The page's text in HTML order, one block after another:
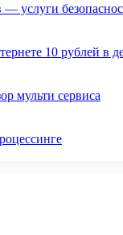
услуги
10 рублей в
мульти сервиса